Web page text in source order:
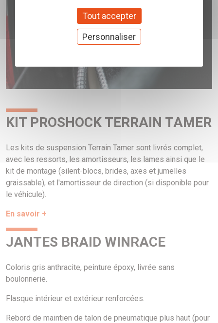
KIT PROSHOCK TERRAIN TAMER
Les kits de suspension Terrain Tamer sont livrés complet,
avec les ressorts, les amortisseurs, les lames ainsi que le
kit de montage (silent-blocs, brides, axes et jumelles
graissable), et l'amortisseur de direction (si disponible pour
le véhicule).
En savoir +
JANTES BRAID WINRACE
Coloris gris anthracite, peinture époxy, livrée sans
boulonnerie.
Flasque intérieur et extérieur renforcées.
Rebord de maintien de talon de pneumatique plus haut (pour
Tout accepter
Personnaliser